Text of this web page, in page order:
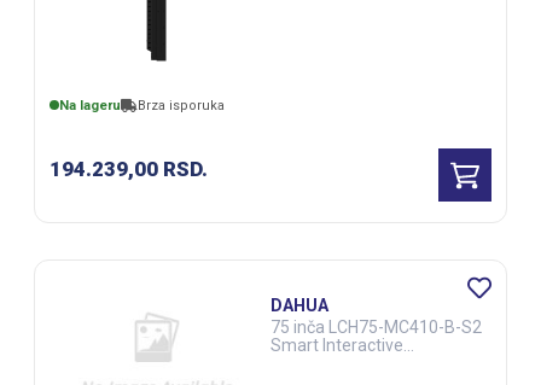
Na lageru Brza isporuka
194.239,00 RSD.
DAHUA
75 inča LCH75-MC410-B-S2
Smart Interactive